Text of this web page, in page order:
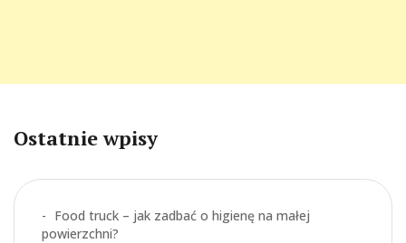
Ostatnie wpisy
Food truck – jak zadbać o higienę na małej
powierzchni?